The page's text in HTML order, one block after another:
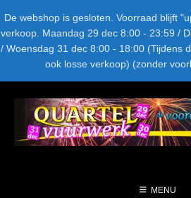
De webshop is gesloten. Voorraad blijft
verkoop. Maandag 29 dec 8:00 - 23:59 /
/ Woensdag 31 dec 8:00 - 18:00 (Tijdens
ook losse verkoop) (zonder
naar
inhoud
LEVERANCIERS TYPE AANBIEDINGEN
NIEUW DIT JAAR
MENU